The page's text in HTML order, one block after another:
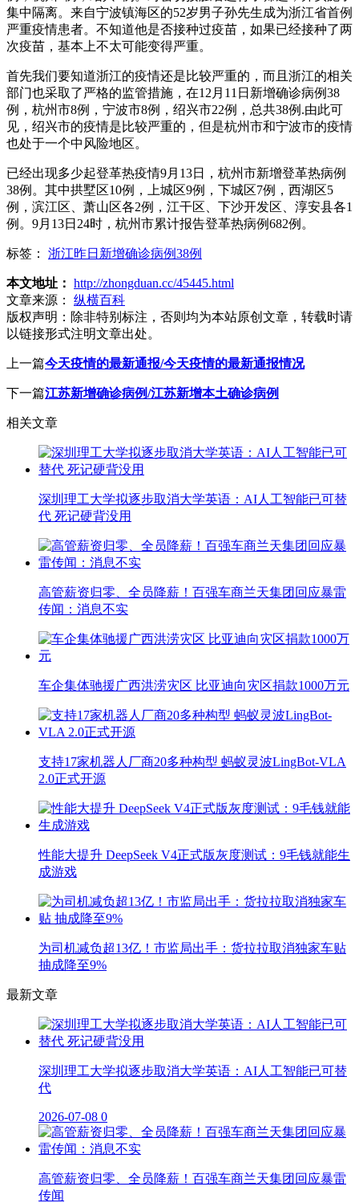
集中隔离。来自宁波镇海区的52岁男子孙先生成为浙江省首例
严重疫情患者。不知道他是否接种过疫苗，如果已经接种了两
次疫苗，基本上不太可能变得严重。
首先我们要知道浙江的疫情还是比较严重的，而且浙江的相关
部门也采取了严格的监管措施，在12月11日新增确诊病例38
例，杭州市8例，宁波市8例，绍兴市22例，总共38例.由此可
见，绍兴市的疫情是比较严重的，但是杭州市和宁波市的疫情
也处于一个中风险地区。
已经出现多少起登革热疫情9月13日，杭州市新增登革热病例
38例。其中拱墅区10例，上城区9例，下城区7例，西湖区5
例，滨江区、萧山区各2例，江干区、下沙开发区、淳安县各1
例。9月13日24时，杭州市累计报告登革热病例682例。
标签： 浙江昨日新增确诊病例38例
本文地址： http://zhongduan.cc/45445.html
文章来源：
纵横百科
版权声明： 除非特别标注，否则均为本站原创文章，转载时请
以链接形式注明文章出处。
上一篇今天疫情的最新通报/今天疫情的最新通报情况
下一篇江苏新增确诊病例/江苏新增本土确诊病例
相关文章
深圳理工大学拟逐步取消大学英语：AI人工智能已可替
代 死记硬背没用
高管薪资归零、全员降薪！百强车商兰天集团回应暴雷
传闻：消息不实
车企集体驰援广西洪涝灾区 比亚迪向灾区捐款1000万元
支持17家机器人厂商20多种构型 蚂蚁灵波LingBot-VLA
2.0正式开源
性能大提升 DeepSeek V4正式版灰度测试：9毛钱就能生
成游戏
为司机减负超13亿！市监局出手：货拉拉取消独家车贴
抽成降至9%
最新文章
深圳理工大学拟逐步取消大学英语：AI人工智能已可替
代
2026-07-08 0
高管薪资归零、全员降薪！百强车商兰天集团回应暴雷
传闻